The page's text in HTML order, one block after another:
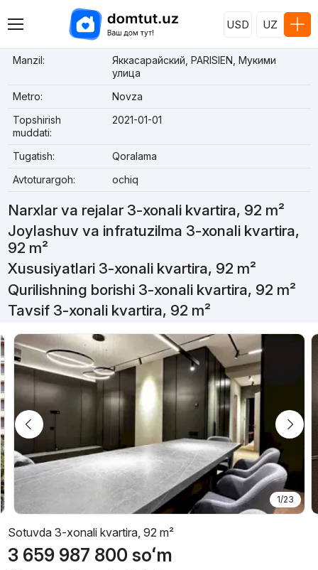
USD UZ
Manzil:
Яккасарайский, PARISIEN, Мукими
улица
Metro:
Novza
Topshirish
muddati:
2021-01-01
Tugatish:
Qoralama
Avtoturargoh:
ochiq
Narxlar va rejalar 3-xonali kvartira, 92 m²
Joylashuv va infratuzilma 3-xonali kvartira,
92 m²
Xususiyatlari 3-xonali kvartira, 92 m²
Qurilishning borishi 3-xonali kvartira, 92 m²
Tavsif 3-xonali kvartira, 92 m²
1/23
Sotuvda 3-xonali kvartira, 92 m²
3 659 987 800 soʻm